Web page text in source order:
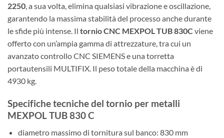
2250, a sua volta, elimina qualsiasi vibrazione e oscillazione,
garantendo la massima stabilità del processo anche durante
le sfide più intense. Il tornio CNC MEXPOL TUB 830C viene
offerto con un’ampia gamma di attrezzature, tra cui un
avanzato controllo CNC SIEMENS e una torretta
portautensili MULTIFIX. Il peso totale della macchina è di
4930 kg.
Specifiche tecniche del tornio per metalli
MEXPOL TUB 830 C
diametro massimo di tornitura sul banco: 830 mm